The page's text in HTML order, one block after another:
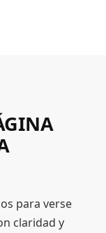
para verse
claridad y